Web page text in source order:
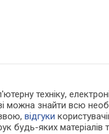
техніку,
можна знайти всю
відгуки
будь-яких